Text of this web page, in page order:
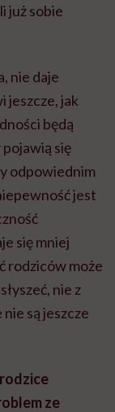
już sobie
nie daje
jeszcze, jak
będą
się
odpowiednim
jest
się mniej
rodziców może
nie z
są jeszcze
ze